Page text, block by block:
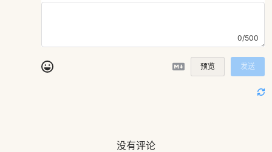
0/500
预览 发送
没有评论